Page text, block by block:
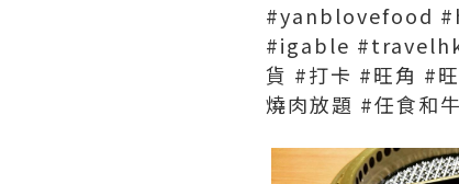
#yanblovefood
#igable #travelhk
貨 #打卡 #旺角 #
燒肉放題 #任食和